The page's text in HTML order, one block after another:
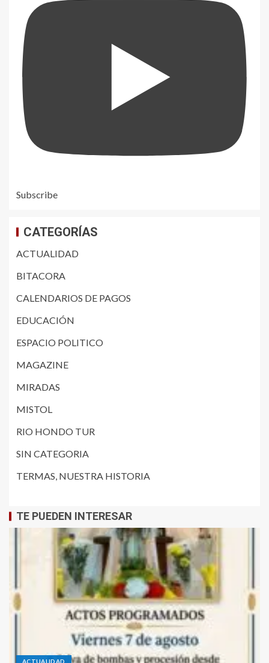
Subscribe
CATEGORÍAS
ACTUALIDAD
BITACORA
CALENDARIOS DE PAGOS
EDUCACIÓN
ESPACIO POLITICO
MAGAZINE
MIRADAS
MISTOL
RIO HONDO TUR
SIN CATEGORIA
TERMAS, NUESTRA HISTORIA
TE PUEDEN INTERESAR
ACTUALIDAD